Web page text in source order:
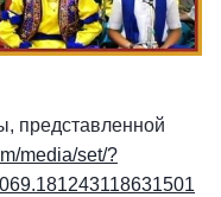
представленной
media/set/?